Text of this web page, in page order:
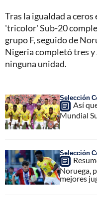
Tras la igualdad a ceros
'tricolor' Sub-20
grupo F, seguido de
Nigeria completó tres
ninguna unidad.
Selección
Así
Mundial
Selección
Noruega,
mejores